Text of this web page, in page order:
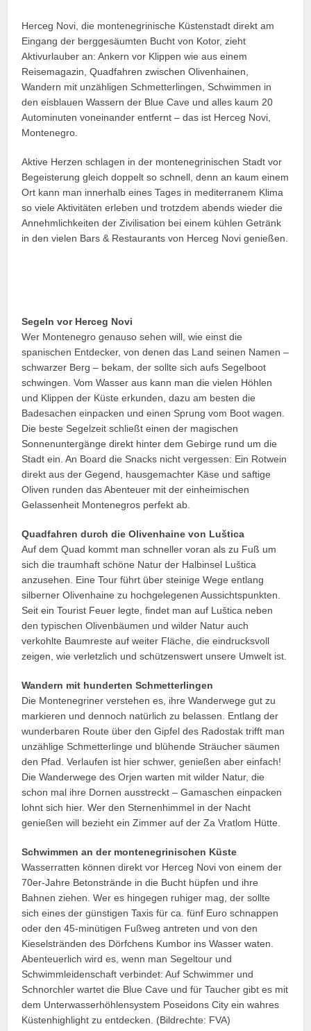
Herceg Novi, die montenegrinische Küstenstadt direkt am
Eingang der berggesäumten Bucht von Kotor, zieht
Aktivurlauber an: Ankern vor Klippen wie aus einem
Reisemagazin, Quadfahren zwischen Olivenhainen,
Wandern mit unzähligen Schmetterlingen, Schwimmen in
den eisblauen Wassern der Blue Cave und alles kaum 20
Autominuten voneinander entfernt – das ist Herceg Novi,
Montenegro.
Aktive Herzen schlagen in der montenegrinischen Stadt vor
Begeisterung gleich doppelt so schnell, denn an kaum einem
Ort kann man innerhalb eines Tages in mediterranem Klima
so viele Aktivitäten erleben und trotzdem abends wieder die
Annehmlichkeiten der Zivilisation bei einem kühlen Getränk
in den vielen Bars & Restaurants von Herceg Novi genießen.
Segeln vor Herceg Novi
Wer Montenegro genauso sehen will, wie einst die
spanischen Entdecker, von denen das Land seinen Namen –
schwarzer Berg – bekam, der sollte sich aufs Segelboot
schwingen. Vom Wasser aus kann man die vielen Höhlen
und Klippen der Küste erkunden, dazu am besten die
Badesachen einpacken und einen Sprung vom Boot wagen.
Die beste Segelzeit schließt einen der magischen
Sonnenuntergänge direkt hinter dem Gebirge rund um die
Stadt ein. An Board die Snacks nicht vergessen: Ein Rotwein
direkt aus der Gegend, hausgemachter Käse und saftige
Oliven runden das Abenteuer mit der einheimischen
Gelassenheit Montenegros perfekt ab.
Quadfahren durch die Olivenhaine von Luštica
Auf dem Quad kommt man schneller voran als zu Fuß um
sich die traumhaft schöne Natur der Halbinsel Luštica
anzusehen. Eine Tour führt über steinige Wege entlang
silberner Olivenhaine zu hochgelegenen Aussichtspunkten.
Seit ein Tourist Feuer legte, findet man auf Luštica neben
den typischen Olivenbäumen und wilder Natur auch
verkohlte Baumreste auf weiter Fläche, die eindrucksvoll
zeigen, wie verletzlich und schützenswert unsere Umwelt ist.
Wandern mit hunderten Schmetterlingen
Die Montenegriner verstehen es, ihre Wanderwege gut zu
markieren und dennoch natürlich zu belassen. Entlang der
wunderbaren Route über den Gipfel des Radostak trifft man
unzählige Schmetterlinge und blühende Sträucher säumen
den Pfad. Verlaufen ist hier schwer, genießen aber einfach!
Die Wanderwege des Orjen warten mit wilder Natur, die
schon mal ihre Dornen ausstreckt – Gamaschen einpacken
lohnt sich hier. Wer den Sternenhimmel in der Nacht
genießen will bezieht ein Zimmer auf der Za Vratlom Hütte.
Schwimmen an der montenegrinischen Küste
Wasserratten können direkt vor Herceg Novi von einem der
70er-Jahre Betonstrände in die Bucht hüpfen und ihre
Bahnen ziehen. Wer es hingegen ruhiger mag, der sollte
sich eines der günstigen Taxis für ca. fünf Euro schnappen
oder den 45-minütigen Fußweg antreten und von den
Kieselstränden des Dörfchens Kumbor ins Wasser waten.
Abenteuerlich wird es, wenn man Segeltour und
Schwimmleidenschaft verbindet: Auf Schwimmer und
Schnorchler wartet die Blue Cave und für Taucher gibt es mit
dem Unterwasserhöhlensystem Poseidons City ein wahres
Küstenhighlight zu entdecken. (Bildrechte: FVA)